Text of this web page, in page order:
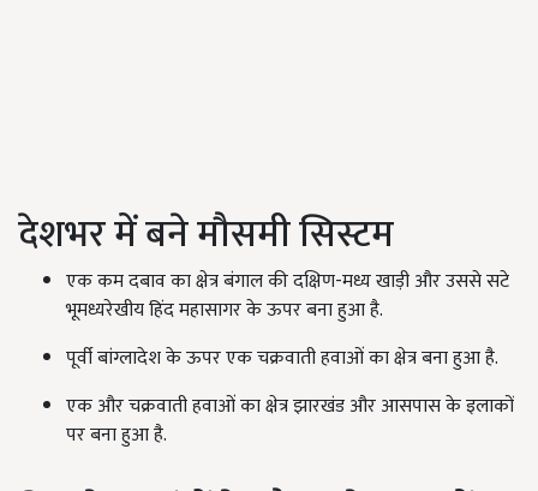
देशभर में बने मौसमी सिस्टम
एक कम दबाव का क्षेत्र बंगाल की दक्षिण-मध्य खाड़ी और उससे सटे
भूमध्यरेखीय हिंद महासागर के ऊपर बना हुआ है.
पूर्वी बांग्लादेश के ऊपर एक चक्रवाती हवाओं का क्षेत्र बना हुआ है.
एक और चक्रवाती हवाओं का क्षेत्र झारखंड और आसपास के इलाकों
पर बना हुआ है.